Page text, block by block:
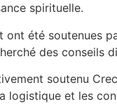
spirituelle.
ont été
des conseils
soutenu
logistique et les